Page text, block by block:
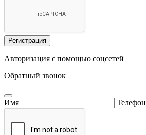
Регистрация
Авторизация с помощью соцсетей
Обратный звонок
Имя Телефон